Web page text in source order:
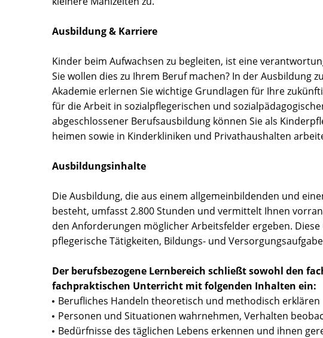
Ausbildung & Karriere
Kinder beim Aufwachsen zu begleiten, ist eine
Sie wollen dies zu Ihrem Beruf machen? In der Ausbildung
Akademie erlernen Sie wichtige Grundlagen für Ihre
für die Arbeit in sozialpflegerischen und
abgeschlossener Berufsausbildung können Sie als
heimen sowie in Kinderkliniken und Privathaushalten
Ausbildungsinhalte
Die Ausbildung, die aus einem allgemeinbildenden und
besteht, umfasst 2.800 Stunden und vermittelt Ihnen
den Anforderungen möglicher Arbeitsfelder ergeben. Diese
pflegerische Tätigkeiten, Bildungs- und
Der berufsbezogene Lernbereich schließt sowohl den
fachpraktischen Unterricht mit folgenden Inhalten ein:
Berufliches Handeln theoretisch und methodisch erklären
Personen und Situationen wahrnehmen, Verhalten
Bedürfnisse des täglichen Lebens erkennen und ihnen